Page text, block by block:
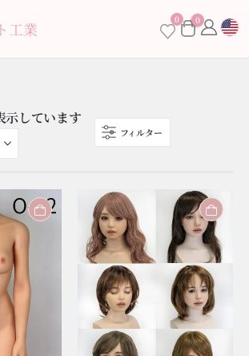
工業 0 0×
ゴに商品がありません。
示しています
フィルター